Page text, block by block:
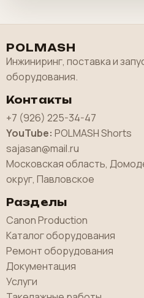
POLMASH
Инжиниринг, поставка и
оборудования.
Контакты
+7 (926) 225-34-47
YouTube: POLMASH Shorts
sajasan@mail.ru
Московская область,
округ, Павловское
Разделы
Canon Production
Каталог оборудования
Ремонт оборудования
Документация
Услуги